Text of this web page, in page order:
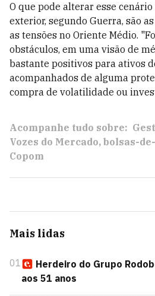
O que pode alterar esse
exterior, segundo Guerra, são
as tensões no Oriente Médio.
obstáculos, em uma visão de
bastante positivos para ativos
acompanhados de alguma
compra de volatilidade ou
Acompanhe tudo sobre:
Vozes do Mercado bolsas-
Copom
Mais lidas
01
Herdeiro do Grupo
aos 51 anos